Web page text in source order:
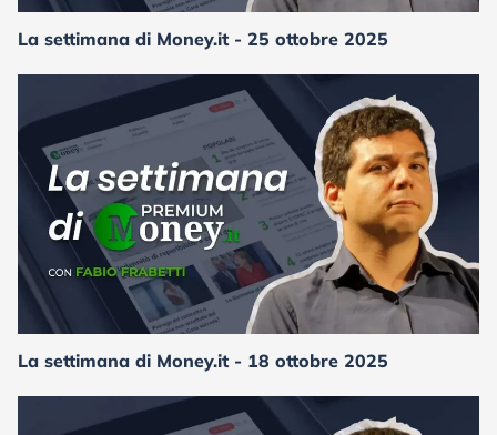
La settimana di Money.it - 25 ottobre 2025
La settimana di Money.it - 18 ottobre 2025